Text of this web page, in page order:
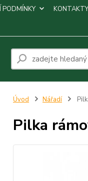
KONTAKTY
Úvod Nářadí
Pilka